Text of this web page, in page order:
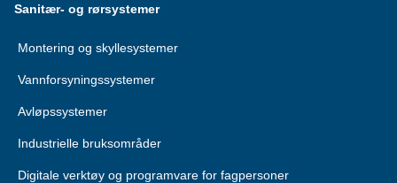
Sanitær- og rørsystemer
Montering og skyllesystemer
Vannforsyningssystemer
Avløpssystemer
Industrielle bruksområder
Digitale verktøy og programvare for fagpersoner